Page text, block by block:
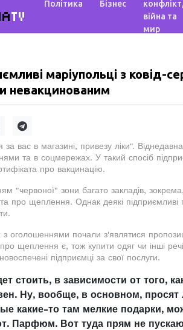
TV
Політика Бізнес
конфлікт,
війна та
мир
маріупольці з ковід-
невакцинованим
за вас в магазині, привезу ліки".
та в соцмережах. У такий спосіб
про вакцинацію.
"червоної" зони багато закладів,
про щеплення. Однак деякі
з оголошеннями почали з'являтися
щеплення є, тож купити одяг чи інші
підприємці за свої послуги.
стоить, в зависимости от того,
Ну, вообще, в основном,
какие-то там мелкие подарки,
Парфюм. Вот туда прям не